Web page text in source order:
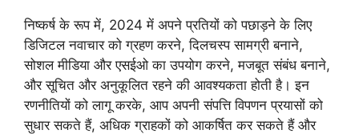
निष्कर्ष के रूप में, 2024 में अपने प्रतियों को पछाड़ने के लिए
डिजिटल नवाचार को ग्रहण करने, दिलचस्प सामग्री बनाने,
सोशल मीडिया और एसईओ का उपयोग करने, मजबूत संबंध बनाने,
और सूचित और अनुकूलित रहने की आवश्यकता होती है। इन
रणनीतियों को लागू करके, आप अपनी संपत्ति विपणन प्रयासों को
सुधार सकते हैं, अधिक ग्राहकों को आकर्षित कर सकते हैं और